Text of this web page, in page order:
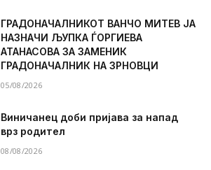
ГРАДОНАЧАЛНИКОТ ВАНЧО МИТЕВ ЈА
НАЗНАЧИ ЉУПКА ЃОРГИЕВА
АТАНАСОВА ЗА ЗАМЕНИК
ГРАДОНАЧАЛНИК НА ЗРНОВЦИ
05/08/2026
Виничанец доби пријава за напад
врз родител
08/08/2026